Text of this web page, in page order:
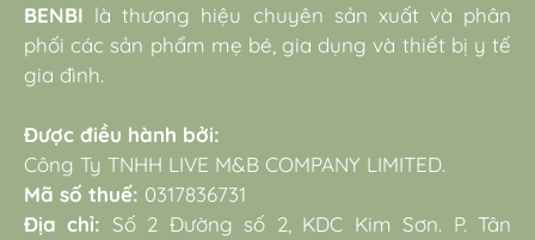
BENBI là thương hiệu chuyên sản xuất và phân
phối các sản phẩm mẹ bé, gia dụng và thiết bị y tế
gia đình.
Được điều hành bởi:
Công Ty TNHH LIVE M&B COMPANY LIMITED.
Mã số thuế: 0317836731
Địa chỉ: Số 2 Đường số 2, KDC Kim Sơn. P. Tân